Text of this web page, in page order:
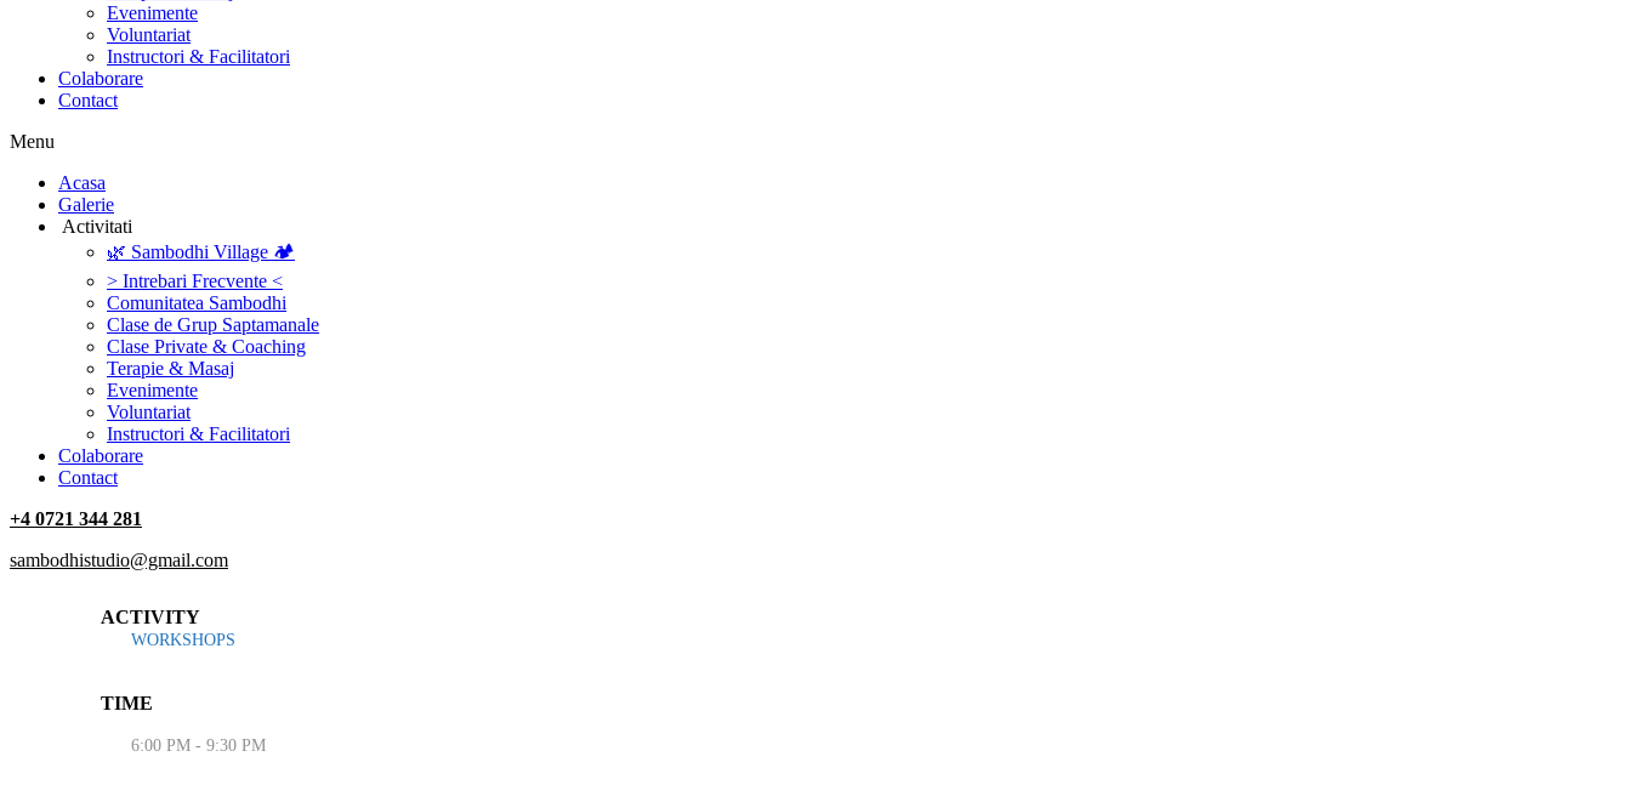
‎Evenimente
Voluntariat
‏‏‎Instructori & Facilitatori
Colaborare
Contact
Menu
‎Acasa
Galerie
‎ ‎Activitati‎
🌿 Sambodhi Village 🏕️
> Intrebari Frecvente <
Comunitatea Sambodhi
Clase de Grup Saptamanale
Clase Private & Coaching
Terapie & Masaj
‎Evenimente
Voluntariat
‏‏‎Instructori & Facilitatori
Colaborare
Contact
+4 0721 344 281
sambodhistudio@gmail.com
ACTIVITY
WORKSHOPS
TIME
6:00 PM - 9:30 PM